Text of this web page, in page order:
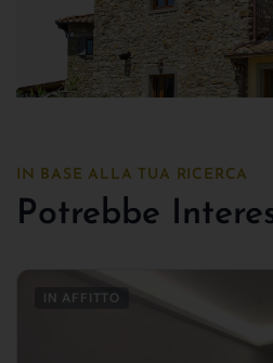
IN BASE ALLA TUA RICERCA
Potrebbe
IN AFFITTO